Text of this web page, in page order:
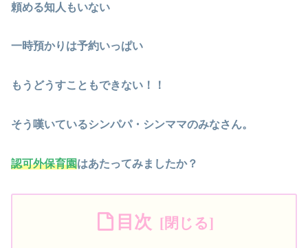
頼める知人もいない
一時預かりは予約いっぱい
もうどうすこともできない！！
そう嘆いているシンパパ・シンママのみなさん。
認可外保育園はあたってみましたか？
目次